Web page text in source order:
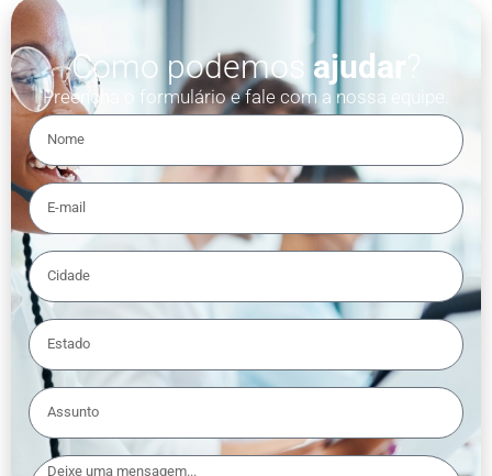
Como podemos ajudar
Preencha o formulário e fale com a nossa equipe.